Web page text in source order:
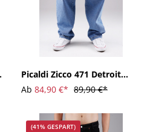
Picaldi Zicco 471 Detroit
Herren Jeans – Loose
Tapered Fit Dark Blue
Ab 84,90 €* 89,90 €*
(41% GESPART)